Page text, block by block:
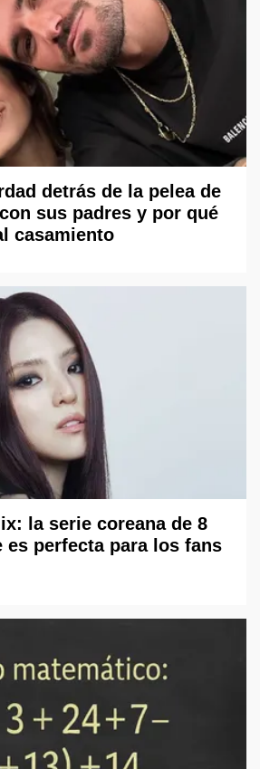
detrás de la pelea de
sus padres y por qué
casamiento
la serie coreana de 8
es perfecta para los fans